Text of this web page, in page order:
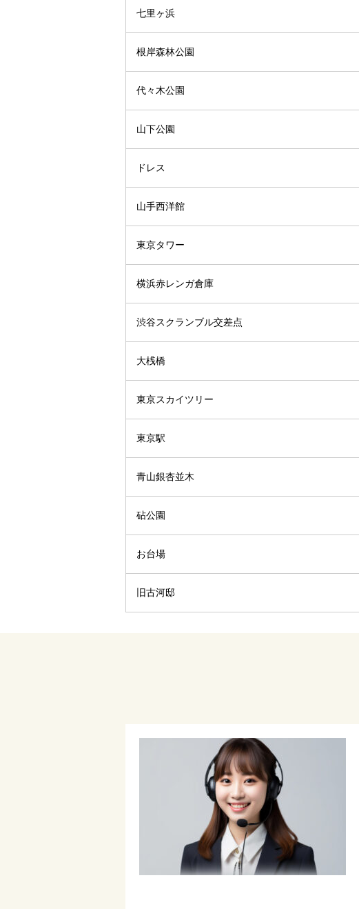
七里ヶ浜
根岸森林公園
代々木公園
山下公園
ドレス
山手西洋館
東京タワー
横浜赤レンガ倉庫
渋谷スクランブル交差点
大桟橋
東京スカイツリー
東京駅
青山銀杏並木
砧公園
お台場
旧古河邸